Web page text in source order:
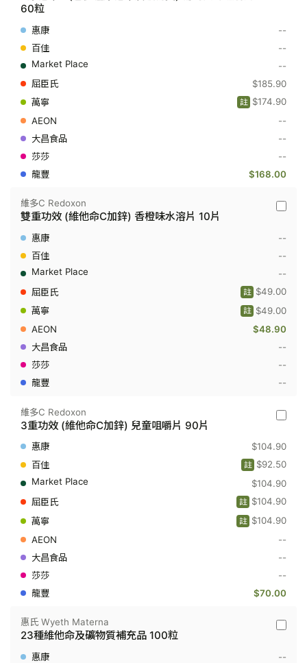
100
+維
他
命
C
多
維
他
及
物
質)
口
味
嚼
片
60
粒
60粒
--
--
--
$185.90
$174.90
註
--
--
--
$168.00
維
重
功
效
(維
命
鋅)
橙
水
溶
10
片
維多C Redoxon
雙重功效 (維他命C加鋅) 香橙味水溶片 10片
--
--
--
$49.00
註
$49.00
註
$48.90
--
--
--
維
C
-
重
功
效
(維
命
加
鋅)
童
片
維多C Redoxon
3重功效 (維他命C加鋅) 兒童咀嚼片 90片
$104.90
$92.50
註
$104.90
$104.90
註
$104.90
註
--
--
--
$70.00
惠
惠氏 Wyeth Materna
23種維他命及礦物質補充品 100粒
--